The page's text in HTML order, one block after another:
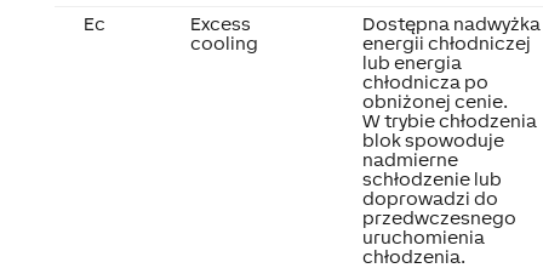
Ec
Excess
cooling
Dostępna nadwyżka
energii chłodniczej
lub energia
chłodnicza po
obniżonej cenie.
W trybie chłodzenia
blok spowoduje
nadmierne
schłodzenie lub
doprowadzi do
przedwczesnego
uruchomienia
chłodzenia.